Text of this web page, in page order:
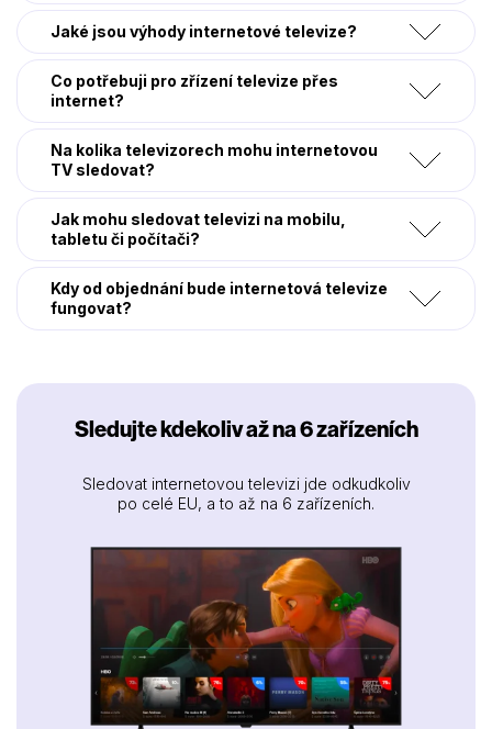
Jaké jsou výhody internetové televize?
Co potřebuji pro zřízení televize přes
internet?
Na kolika televizorech mohu internetovou
TV sledovat?
Jak mohu sledovat televizi na mobilu,
tabletu či počítači?
Kdy od objednání bude internetová televize
fungovat?
Sledujte kdekoliv až na 6 zařízeních
Sledovat internetovou televizi jde odkudkoliv
po celé EU, a to až na 6 zařízeních.